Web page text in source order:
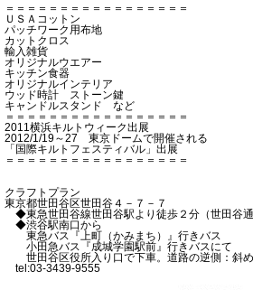
＝＝＝＝＝＝＝＝＝＝＝＝＝＝＝＝＝
ＵＳＡコットン
パッチワーク用布地
カットクロス
輸入雑貨
オリジナルウエアー
キッチン食器
オリジナルインテリア
ウッド時計 ストーン鍵
キャンドルスタンド など
＝＝＝＝＝＝＝＝＝＝＝＝＝＝＝＝＝
2011横浜キルトウィーク出展
2012/1/19～27 東京ドームで開催される
「国際キルトフェスティバル」出展
＝＝＝＝＝＝＝＝＝＝＝＝＝＝＝＝＝
クラフトプラン
東京都世田谷区世田谷４－７－７
◆東急世田谷線世田谷駅より徒歩２分（世田谷通
◆渋谷駅南口から
東急バス『上町（かみまち）』行きバス
小田急バス『成城学園駅前』行きバスにて
世田谷区役所入り口で下車。道路の逆側：斜め
tel:03-3439-9555